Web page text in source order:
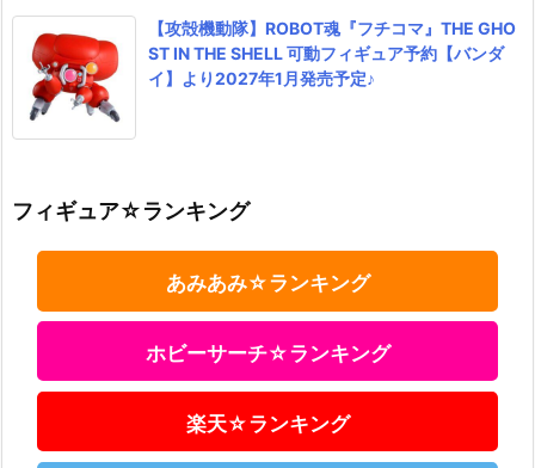
【攻殻機動隊】ROBOT魂『フチコマ』THE GHO
ST IN THE SHELL 可動フィギュア予約【バンダ
イ】より2027年1月発売予定♪
フィギュア☆ランキング
あみあみ☆ランキング
ホビーサーチ☆ランキング
楽天☆ランキング